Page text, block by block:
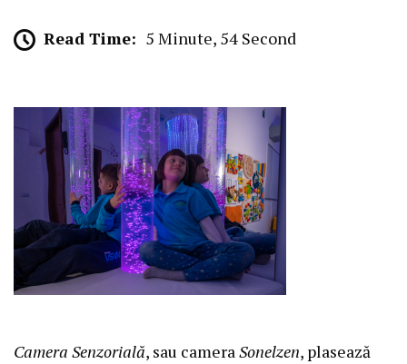
Read Time: 5 Minute, 54 Second
Camera Senzorială, sau cameraSonelzen, plasează